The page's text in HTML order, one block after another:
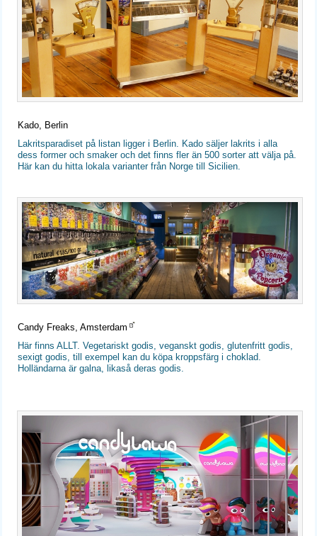
Kado, Berlin
Lakritsparadiset på listan ligger i Berlin. Kado säljer lakrits i alla
dess former och smaker och det finns fler än 500 sorter att välja på.
Här kan du hitta lokala varianter från Norge till Sicilien.
Candy Freaks, Amsterdam
Här finns ALLT. Vegetariskt godis, veganskt godis, glutenfritt godis,
sexigt godis, till exempel kan du köpa kroppsfärg i choklad.
Holländarna är galna, likaså deras godis.